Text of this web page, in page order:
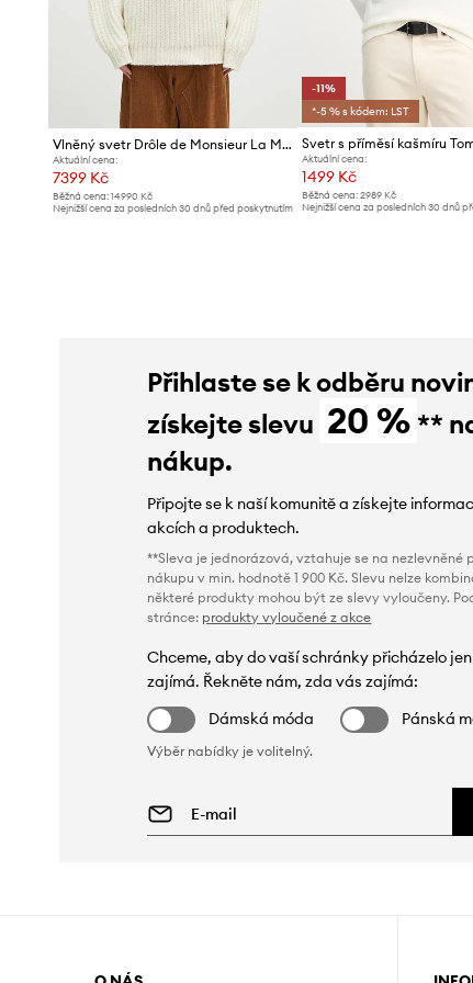
Vlněný svetr Drôle de Monsieur La Maille TressEe Slogan
Aktuální cena:
7399 Kč
Běžná cena: 14990 Kč
Nejnižší cena za posledních 30 dnů před poskytnutím
-11%
*-5 % s kódem: LST
Aktuální cena:
1499 Kč
Běžná cena:2989 Kč
Nejnižší cena za posledních 30 dnů
Přihlaste se k odběru
získejte slevu 20 % **
nákup.
Připojte se k naší komunitě a získejte
akcích a produktech.
**Sleva je jednorázová, vztahuje se na nezlevněné
nákupu v min. hodnotě 1 900 Kč. Slevu nelze
některé produkty mohou být ze slevy vyloučeny.
stránce: produkty vyloučené z akce
Chceme, aby do vaší schránky přicházelo
zajímá. Řekněte nám, zda vás zajímá:
Dámská móda
Pánská
Výběr nabídky je volitelný.